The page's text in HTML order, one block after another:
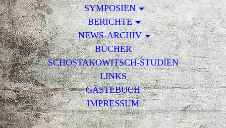
SYMPOSIEN
BERICHTE
NEWS-ARCHIV
BÜCHER
SCHOSTAKOWITSCH-STUDIEN
LINKS
GÄSTEBUCH
IMPRESSUM